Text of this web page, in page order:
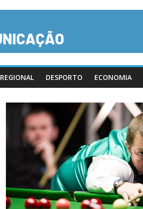
REGIONAL DESPORTO ECONOMIA